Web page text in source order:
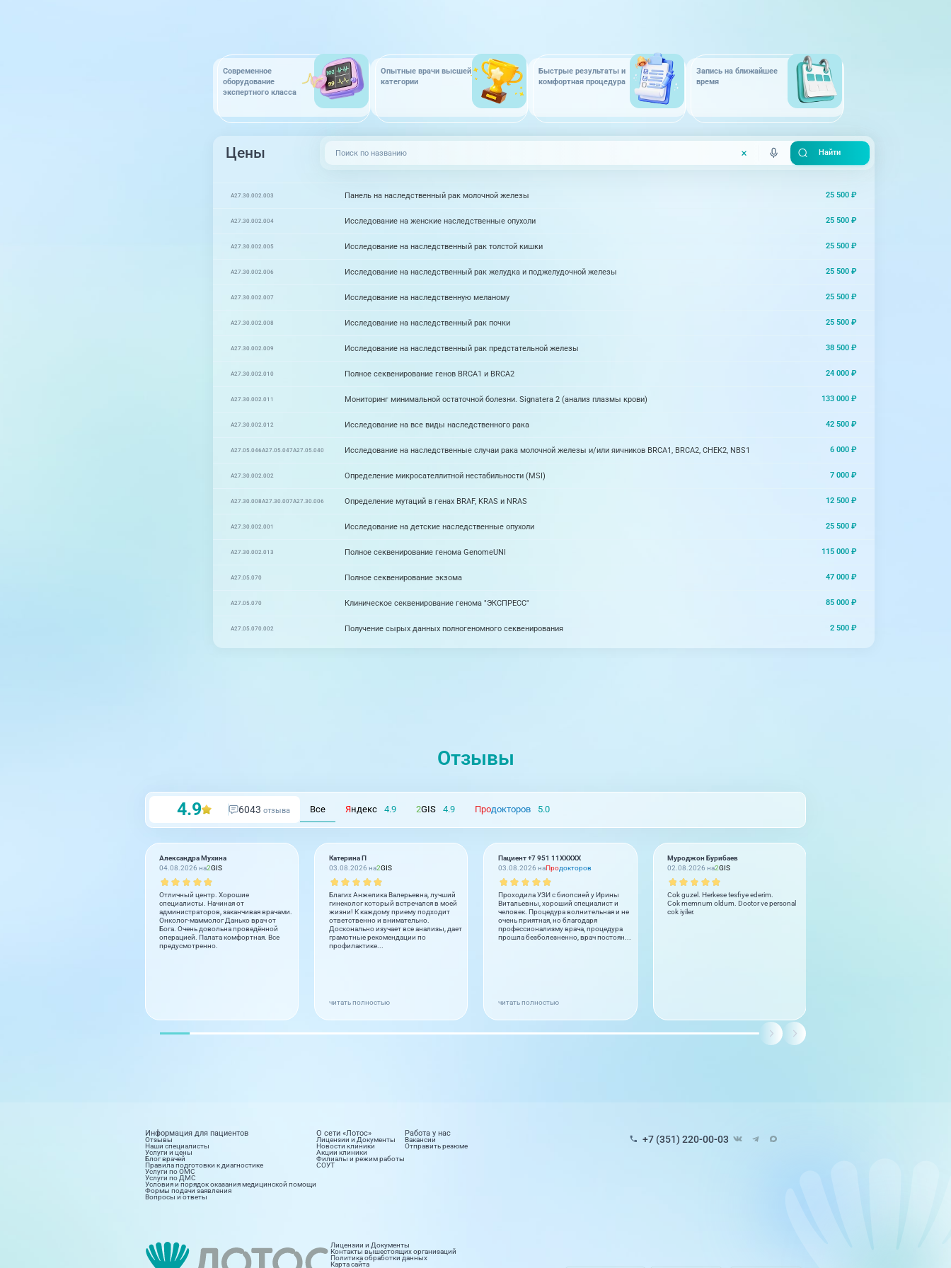
Современное
оборудование
экспертного класса
Опытные врачи высшей
категории
Быстрые результаты и
комфортная процедура
Запись на ближайшее
время
Цены
А27.30.002.003 Панель на наследственный рак молочной железы 25 500 ₽
А27.30.002.004 Исследование на женские наследственные опухоли 25 500 ₽
А27.30.002.005 Исследование на наследственный рак толстой кишки 25 500 ₽
А27.30.002.006 Исследование на наследственный рак желудка и поджелудочной железы 25 500 ₽
А27.30.002.007 Исследование на наследственную меланому 25 500 ₽
А27.30.002.008 Исследование на наследственный рак почки 25 500 ₽
А27.30.002.009 Исследование на наследственный рак предстательной железы 38 500 ₽
А27.30.002.010 Полное секвенирование генов BRCA1 и BRCA2 24 000 ₽
А27.30.002.011 Мониторинг минимальной остаточной болезни. Signatera 2 (анализ плазмы крови) 133 000 ₽
А27.30.002.012 Исследование на все виды наследственного рака 42 500 ₽
A27.05.046A27.05.047A27.05.040 Исследование на наследственные случаи рака молочной железы и/или яичников BRCA1, BRCA2, CHEK2, NBS1 6 000 ₽
A27.30.002.002 Определение микросателлитной нестабильности (MSI) 7 000 ₽
A27.30.008A27.30.007A27.30.006 Определение мутаций в генах BRAF, KRAS и NRAS 12 500 ₽
A27.30.002.001 Исследование на детские наследственные опухоли 25 500 ₽
A27.30.002.013 Полное секвенирование генома GenomeUNI 115 000 ₽
А27.05.070 Полное секвенирование экзома 47 000 ₽
А27.05.070 Клиническое секвенирование генома "ЭКСПРЕСС" 85 000 ₽
A27.05.070.002 Получение сырых данных полногеномного секвенирования 2 500 ₽
Отзывы
4.9 6043 отзыва Все Яндекс 4.9 2GIS 4.9 Продокторов 5.0
Александра Мухина
04.08.2026 на2GIS
Отличный центр. Хорошие
специалисты. Начиная от
администраторов, заканчивая врачами.
Онколог-маммолог Данько врач от
Бога. Очень довольна проведённой
операцией. Палата комфортная. Все
предусмотренно.
Катерина П
03.08.2026 на2GIS
Благих Анжелика Валерьевна, лучший
гинеколог который встречался в моей
жизни! К каждому приему подходит
ответственно и внимательно.
Досконально изучает все анализы, дает
грамотные рекомендации по
профилактике...
читать полностью
Пациент +7 951 11XXXXX
03.08.2026 наПродокторов
Проходила УЗИ с биопсией у Ирины
Витальевны, хороший специалист и
человек. Процедура волнительная и не
очень приятная, но благодаря
профессионализму врача, процедура
прошла безболезненно, врач постоян...
читать полностью
Муроджон Бурибаев
02.08.2026 на2GIS
Cok guzel. Herkese tesfiye ederim.
Cok memnum oldum. Doctor ve personal
cok iyiler.
+7 (351) 220-00-03
Информация для пациентов
Отзывы
Наши специалисты
Услуги и цены
Блог врачей
Правила подготовки к диагностике
Услуги по ОМС
Услуги по ДМС
Условия и порядок оказания медицинской помощи
Формы подачи заявления
Вопросы и ответы
О сети «Лотос»
Лицензии и Документы
Новости клиники
Акции клиники
Филиалы и режим работы
СОУТ
Работа у нас
Вакансии
Отправить резюме
Лицензии и Документы
Контакты вышестоящих организаций
Политика обработки данных
Карта сайта
8 направлений 15 направлений